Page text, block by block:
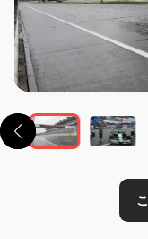
この画